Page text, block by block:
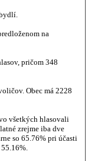
na
pričom 348
Obec má 2228
všetkých hlasovali
zrejme iba dve
so 65.76% pri účasti